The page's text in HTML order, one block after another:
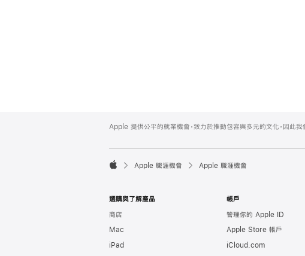
Footer
Apple 提供公平的就業機會，致力於推動包容與多元的文化，因此

Apple 職涯機會 Apple 職涯機會
選購與了解產品
商店
Mac
iPad
帳戶
管理你的 Apple ID
Apple Store 帳戶
iCloud.com